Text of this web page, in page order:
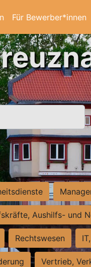
Für Bewerber*innen
Aushilfs- und
Rechtswesen
Vertrieb,